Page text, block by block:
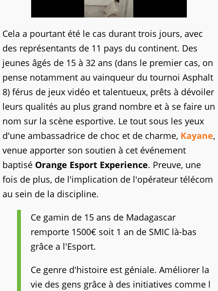
Cela a pourtant été le cas durant trois jours, avec
des représentants de 11 pays du continent. Des
jeunes âgés de 15 à 32 ans (dans le premier cas, on
pense notamment au vainqueur du tournoi Asphalt
8) férus de jeux vidéo et talentueux, prêts à dévoiler
leurs qualités au plus grand nombre et à se faire un
nom sur la scène esportive. Le tout sous les yeux
d'une ambassadrice de choc et de charme, Kayane,
venue apporter son soutien à cet événement
baptisé Orange Esport Experience. Preuve, une
fois de plus, de l'implication de l'opérateur télécom
au sein de la discipline.
Ce gamin de 15 ans de Madagascar
remporte 1500€ soit 1 an de SMIC là-bas
grâce a l'Esport.
Ce genre d'histoire est géniale. Améliorer la
vie des gens grâce à des initiatives comme l